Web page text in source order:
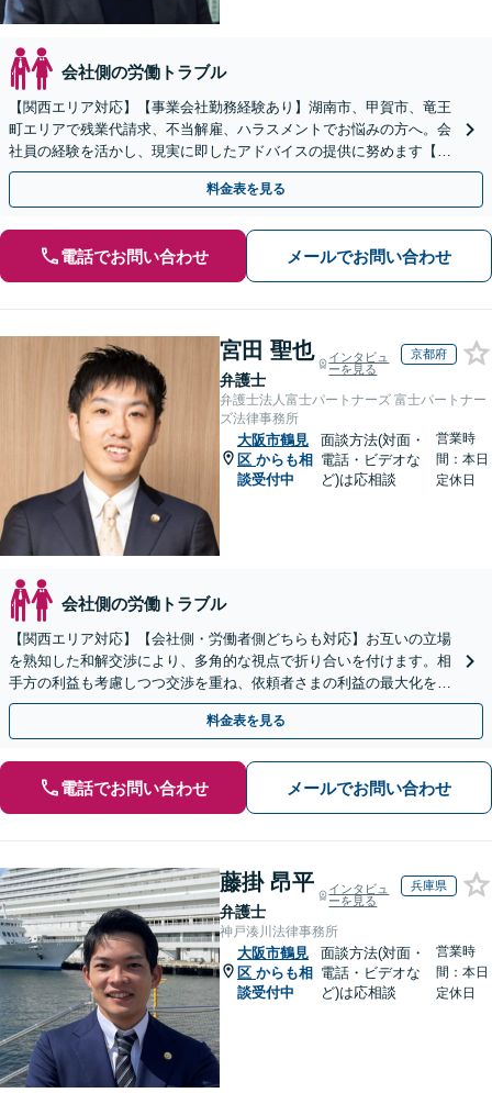
会社側の労働トラブル
【関西エリア対応】【事業会社勤務経験あり】湖南市、甲賀市、竜王
町エリアで残業代請求、不当解雇、ハラスメントでお悩みの方へ。会
社員の経験を活かし、現実に即したアドバイスの提供に努めます【労
使双方に対応】【Web面談OK】
料金表を見る
電話でお問い合わせ メールでお問い合わせ
宮田 聖也
弁護士
インタビュ
ーを見る
京都府
弁護士法人富士パートナーズ 富士パートナー
ズ法律事務所
大阪市鶴見
区 からも相
談受付中
面談方法(対面・
電話・ビデオな
ど)は応相談
営業時
間：本日
定休日
会社側の労働トラブル
【関西エリア対応】【会社側・労働者側どちらも対応】お互いの立場
を熟知した和解交渉により、多角的な視点で折り合いを付けます。相
手方の利益も考慮しつつ交渉を重ね、依頼者さまの利益の最大化を目
指す「不当解雇／労災の損害賠償請求／未払い残業代請求」
料金表を見る
電話でお問い合わせ メールでお問い合わせ
藤掛 昂平
弁護士
インタビュ
ーを見る
兵庫県
神戸湊川法律事務所
大阪市鶴見
区 からも相
談受付中
面談方法(対面・
電話・ビデオな
ど)は応相談
営業時
間：本日
定休日